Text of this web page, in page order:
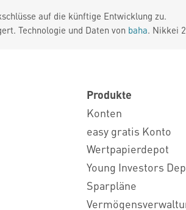
auf die künftige Entwicklung zu.
Technologie und Daten von baha. Nikkei
Produkte
Konten
easy gratis Konto
Wertpapierdepot
Young Investors
Sparpläne